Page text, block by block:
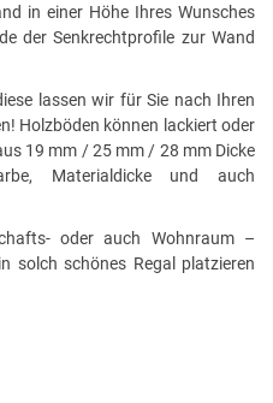
in einer Höhe Ihres Wunsches
der Senkrechtprofile zur Wand
lassen wir für Sie nach Ihren
Holzböden können lackiert oder
19 mm / 25 mm / 28 mm Dicke
Materialdicke und auch
oder auch Wohnraum –
solch schönes Regal platzieren